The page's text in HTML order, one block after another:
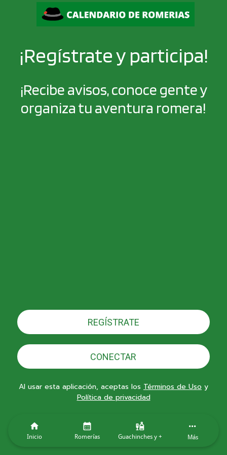
¡Regístrate y participa!
¡Recibe avisos, conoce gente y
organiza tu aventura romera!
REGÍSTRATE
CONECTAR
Al usar esta aplicación, aceptas los Términos de Uso y
Política de privacidad
Inicio Romerías Guachinches y + Más